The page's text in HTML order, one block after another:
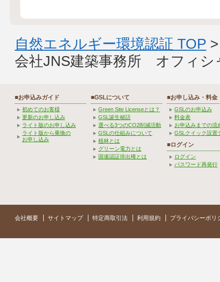
自然エネルギー環境認証 TOP
会社JNS建築事務所 オフィシ
■お申込みガイド
初めてのお客様
更新のお申し込み
ライト版のお申し込み
ライト版から乗換の
お申し込み
■GSLについて
Green Site Licenseとは？
GSL誕生秘話
選べる3つのCO2削減活動
GSLの仕組みについて
植林とは
グリーン電力とは
国連認証排出権とは
■お申し込み・料金
GSLのお申込み
料金表
お申込みまでの流
GSLクイック設置
■ログイン
ログイン
パスワード再発行
会社概要 サイトマップ 特定商取引法 利用規約 プライバシーポリ